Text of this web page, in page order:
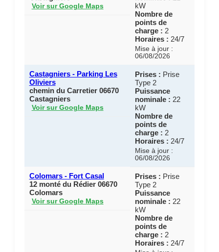
Voir sur Google Maps
kW
Nombre de
points de
charge : 2
Horaires : 24/7
Mise à jour :
06/08/2026
Castagniers - Parking Les
Oliviers
chemin du Carretier 06670
Castagniers
Voir sur Google Maps
Prises : Prise
Type 2
Puissance
nominale : 22
kW
Nombre de
points de
charge : 2
Horaires : 24/7
Mise à jour :
06/08/2026
Colomars - Fort Casal
12 monté du Rédier 06670
Colomars
Voir sur Google Maps
Prises : Prise
Type 2
Puissance
nominale : 22
kW
Nombre de
points de
charge : 2
Horaires : 24/7